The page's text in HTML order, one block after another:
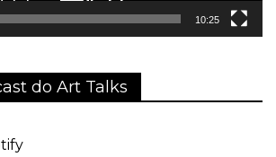
10:25
do Art Talks